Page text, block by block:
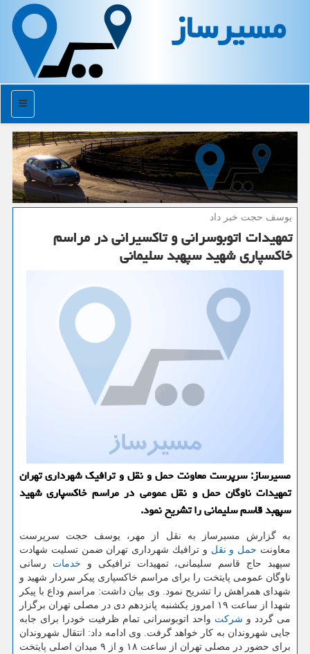
مسیرساز
منو
یوسف حجت خبر داد
تمهیدات اتوبوسرانی و تاكسیرانی در مراسم
خاكسپاری شهید سپهبد سلیمانی
مسیرساز: سرپرست معاونت حمل و نقل و ترافیك شهرداری تهران
تمهیدات ناوگان حمل و نقل عمومی در مراسم خاكسپاری شهید
سپهبد قاسم سلیمانی را تشریح نمود.
به گزارش مسیرساز به نقل از مهر، یوسف حجت سرپرست
معاونت حمل و نقل و ترافیك شهرداری تهران ضمن تسلیت شهادت
سپهبد حاج قاسم سلیمانی، تمهیدات ترافیكی و خدمات رسانی
ناوگان عمومی پایتخت را برای مراسم خاكسپاری پیكر سردار شهید و
شهدای همراهش را تشریح نمود. وی بیان داشت: مراسم وداع با پیكر
شهدا از ساعت ۱۹ امروز یكشنبه پانزدهم دی در مصلی تهران برگزار
می گردد و شركت واحد اتوبوسرانی تمام ظرفیت خودرا برای جابه
جایی شهروندان به كار خواهد گرفت. وی ادامه داد: انتقال شهروندان
برای حضور در مصلی تهران از ساعت ۱۸ و از ۹ میدان اصلی پایتخت